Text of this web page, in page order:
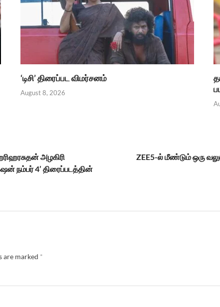
‘டிசி’ திரைப்பட விமர்சனம்
August 8, 2026
அழகிரி
நம்பர் 4’ திரைப்படத்தின்
ZEE5-ல் மீண்டும் ஒரு
are marked *